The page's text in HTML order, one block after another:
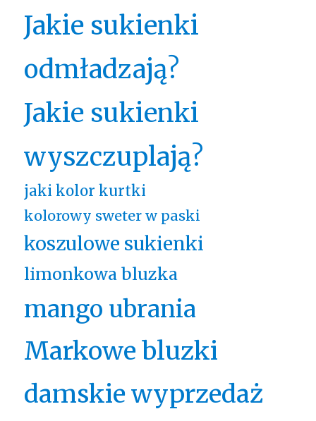
Jakie sukienki
odmładzają?
Jakie sukienki
wyszczuplają?
jaki kolor kurtki
kolorowy sweter w paski
koszulowe sukienki
limonkowa bluzka
mango ubrania
Markowe bluzki
damskie wyprzedaż